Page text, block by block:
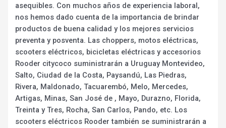
asequibles. Con muchos años de experiencia laboral,
nos hemos dado cuenta de la importancia de brindar
productos de buena calidad y los mejores servicios
preventa y posventa. Las choppers, motos eléctricas,
scooters eléctricos, bicicletas eléctricas y accesorios
Rooder citycoco suministrarán a Uruguay Montevideo,
Salto, Ciudad de la Costa, Paysandú, Las Piedras,
Rivera, Maldonado, Tacuarembó, Melo, Mercedes,
Artigas, Minas, San José de , Mayo, Durazno, Florida,
Treinta y Tres, Rocha, San Carlos, Pando, etc. Los
scooters eléctricos Rooder también se suministrarán a